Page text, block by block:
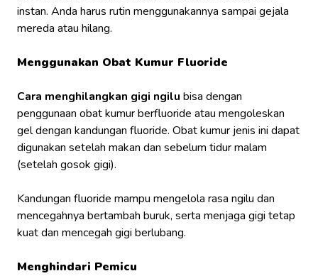
instan. Anda harus rutin menggunakannya sampai gejala
mereda atau hilang.
Menggunakan Obat Kumur Fluoride
Cara menghilangkan gigi ngilu bisa dengan
penggunaan obat kumur berfluoride atau mengoleskan
gel dengan kandungan fluoride. Obat kumur jenis ini dapat
digunakan setelah makan dan sebelum tidur malam
(setelah gosok gigi).
Kandungan fluoride mampu mengelola rasa ngilu dan
mencegahnya bertambah buruk, serta menjaga gigi tetap
kuat dan mencegah gigi berlubang.
Menghindari Pemicu